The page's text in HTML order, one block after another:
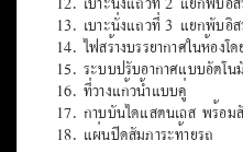
เบาะนั่งแถวที่ 3 แยกพับอิ
ไฟสร้างบรรยากาศในห้อ
ระบบปรับอากาศแบบอัต
ที่วางแก้วน้ำแบบคู่
กาบบันไดแสตนเลส พร้อ
แผ่นปิดสัมภาระท้ายรถ